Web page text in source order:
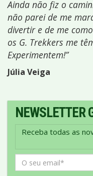
Ainda não fiz o
não parei de me
divertir e de me
os G. Trekkers me
Experimentem!”
Júlia Veiga
NEWSLETTER
Receba todas as